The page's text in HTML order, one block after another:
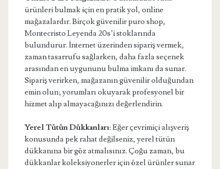
ürünleri bulmak için en pratik yol, online
mağazalardır. Birçok güvenilir puro shop,
Montecristo Leyenda 20s’i stoklarında
bulundurur. İnternet üzerinden sipariş vermek,
zaman tasarrufu sağlarken, daha fazla seçenek
arasından en uygununu bulma imkanı da sunar.
Sipariş verirken, mağazanın güvenilir olduğundan
emin olun; yorumları okuyarak profesyonel bir
hizmet alıp almayacağınızı değerlendirin.
Yerel Tütün Dükkanları: Eğer çevrimiçi alışveriş
konusunda pek rahat değilseniz, yerel tütün
dükkanına bir göz atmalısınız. Çoğu zaman, bu
dükkanlar koleksiyonerler için özel ürünler sunar